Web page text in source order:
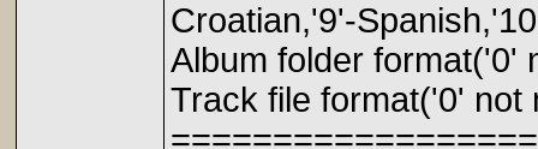
Croatian,'9'-
Album folder format('0'
Track file format('0' not